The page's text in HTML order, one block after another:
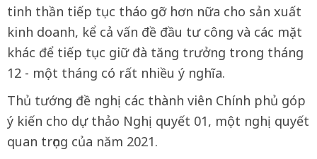
tinh thần tiếp tục tháo gỡ hơn nữa cho sản xuất
kinh doanh, kể cả vấn đề đầu tư công và các mặt
khác để tiếp tục giữ đà tăng trưởng trong tháng
12 - một tháng có rất nhiều ý nghĩa.
Thủ tướng đề nghị các thành viên Chính phủ góp
ý kiến cho dự thảo Nghị quyết 01, một nghị quyết
quan trọng của năm 2021.